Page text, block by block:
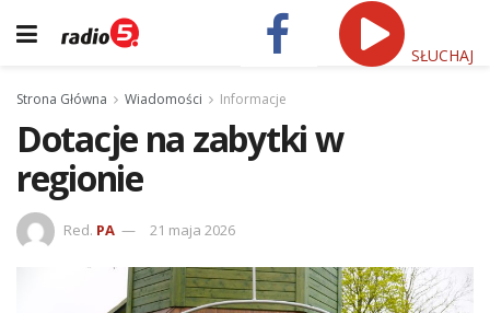
SŁUCHAJ
Strona Główna Wiadomości Informacje
Dotacje na zabytki w
regionie
Red. PA 21 maja 2026